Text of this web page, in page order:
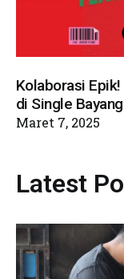
Kolaborasi
di Single
Maret 7, 2025
Latest